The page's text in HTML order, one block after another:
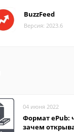
BuzzFeed
Версия: 2023.6
04 июня 2022
Формат ePub:
зачем